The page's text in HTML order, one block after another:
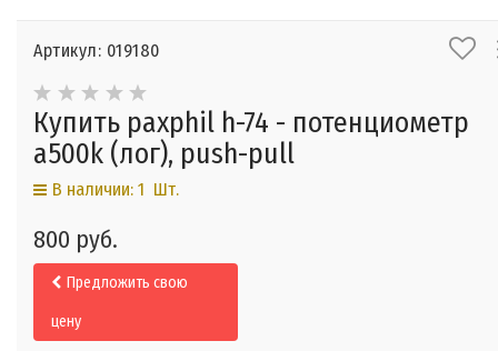
Артикул: 019180
Купить paxphil h-74 - потенциометр
a500k (лог), push-pull
В наличии: 1 Шт.
800 руб.
Предложить свою
цену